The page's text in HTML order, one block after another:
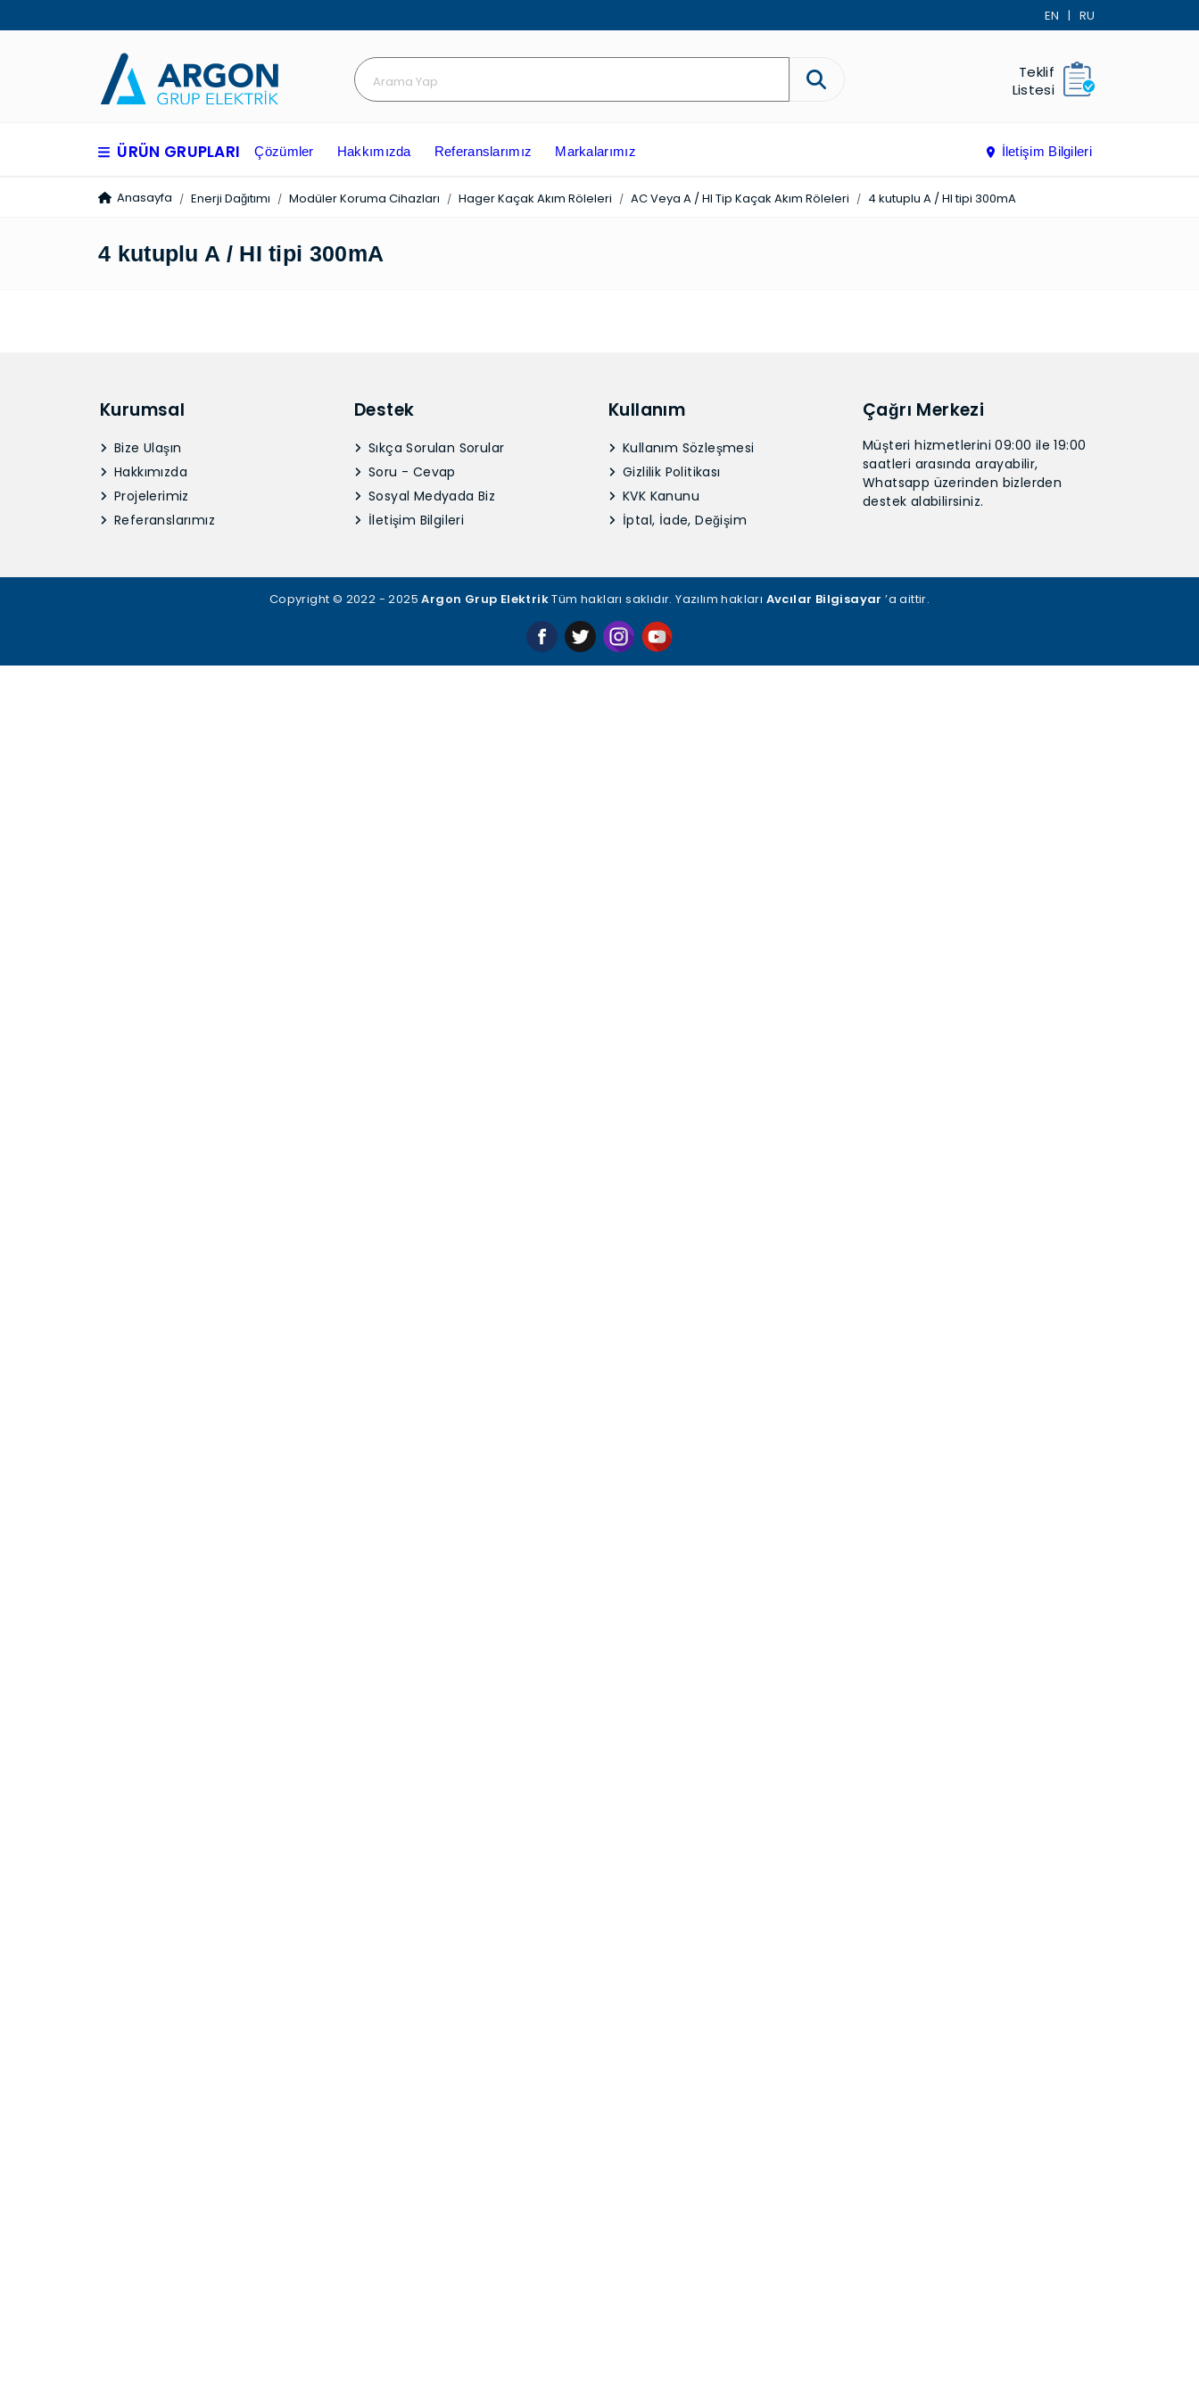
EN | RU
Teklif
Listesi
ÜRÜN GRUPLARI Çözümler Hakkımızda Referanslarımız Markalarımız İletişim Bilgileri
Anasayfa Enerji Dağıtımı Modüler Koruma Cihazları Hager Kaçak Akım Röleleri AC Veya A / HI Tip Kaçak Akım Röleleri 4 kutuplu A / HI tipi 300mA
4 kutuplu A / HI tipi 300mA
Kurumsal
Bize Ulaşın
Hakkımızda
Projelerimiz
Referanslarımız
Destek
Sıkça Sorulan Sorular
Soru - Cevap
Sosyal Medyada Biz
İletişim Bilgileri
Kullanım
Kullanım Sözleşmesi
Gizlilik Politikası
KVK Kanunu
İptal, İade, Değişim
Çağrı Merkezi
Müşteri hizmetlerini 09:00 ile 19:00
saatleri arasında arayabilir,
Whatsapp üzerinden bizlerden
destek alabilirsiniz.
Copyright © 2022 - 2025Argon Grup ElektrikTüm hakları saklıdır. Yazılım hakları Avcılar Bilgisayar ’a aittir.